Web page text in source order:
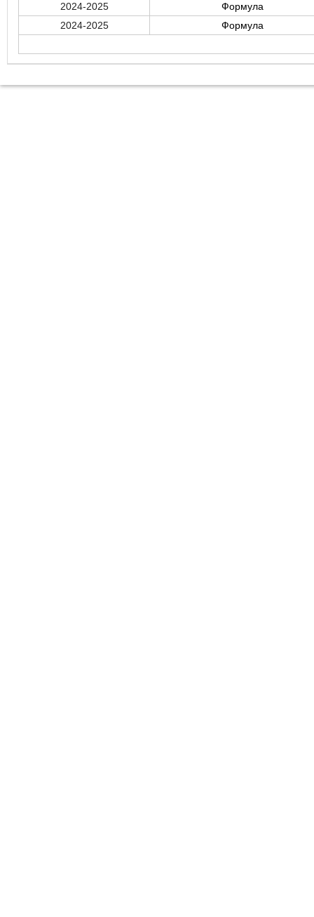
2024-2025
Формула
2024-2025
Формула